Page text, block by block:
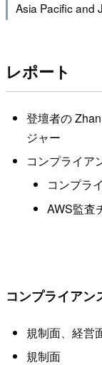
Asia Pacific
レポート
登壇者の
ジャー
コンプライア
コンプラ
AWS監査
コンプライアン
規制面、経営
規制面